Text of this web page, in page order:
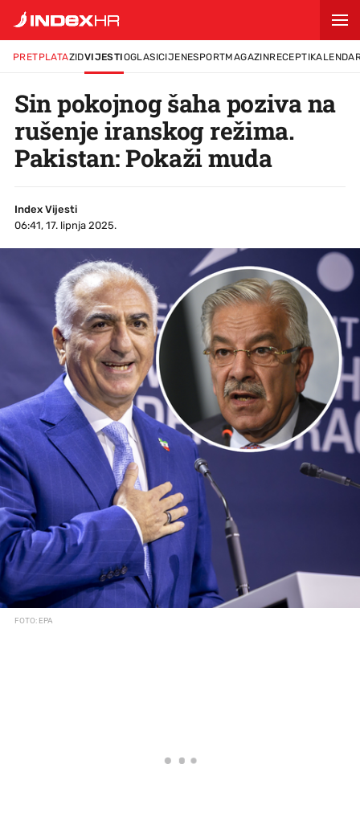
PRETPLATAZIDVIJESTIOGLASICIJENESPORTMAGAZINRECEPTI
Sin pokojnog šaha poziva na
rušenje iranskog režima.
Pakistan: Pokaži muda
Index Vijesti
06:41, 17. lipnja 2025.
FOTO: EPA